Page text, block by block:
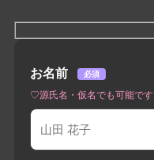
お名前 必須
♡源氏名・仮名でも可能です